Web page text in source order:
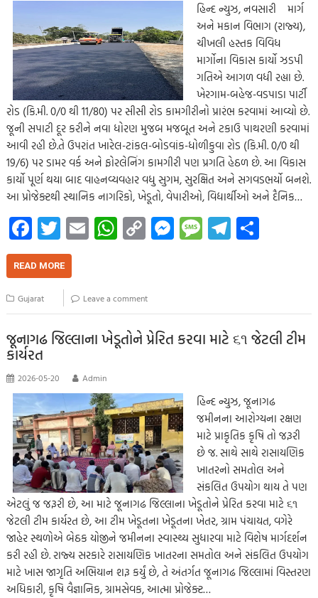
હિન્દ ન્યુઝ, નવસારી માર્ગ
અને મકાન વિભાગ (રાજ્ય),
ચીખલી હસ્તક વિવિધ
માર્ગોના વિકાસ કાર્યો ઝડપી
ગતિએ આગળ વધી રહ્યા છે.
ખેરગામ-બહેજ-વડપાડા પાર્ટી
રોડ (કિ.મી. 0/0 થી 11/80) પર સીસી રોડ કામગીરીનો પ્રારંભ કરવામાં આવ્યો છે.
જૂની સપાટી દૂર કરીને નવા ધોરણ મુજબ મજબૂત અને ટકાઉ પાથરણી કરવામાં
આવી રહી છે.તે ઉપરાંત ખારેલ-ટાંકલ-બોડવાંક-ધોળીકુવા રોડ (કિ.મી. 0/0 થી
19/6) પર ડામર વર્ક અને ફોરલેનિંગ કામગીરી પણ પ્રગતિ હેઠળ છે. આ વિકાસ
કાર્યો પૂર્ણ થયા બાદ વાહનવ્યવહાર વધુ સુગમ, સુરક્ષિત અને સગવડભર્યો બનશે.
આ પ્રોજેક્ટથી સ્થાનિક નાગરિકો, ખેડૂતો, વેપારીઓ, વિદ્યાર્થીઓ અને દૈનિક…
Fa
ce
b
o
o
k
T
wi
tt
er
E
m
W
h
s
A
p
C
o
y
Li
nk
M
es
g
er
M
es
e
Te
le
m
READ MORE
Gujarat Leave a comment
જૂનાગઢ જિલ્લાના ખેડૂતોને પ્રેરિત કરવા માટે ૬૧ જેટલી ટીમ
કાર્યરત
2026-05-20 Admin
હિન્દ ન્યુઝ, જૂનાગઢ
જમીનના આરોગ્યના રક્ષણ
માટે પ્રાકૃતિક કૃષિ તો જરૂરી
છે જ. સાથે સાથે રાસાયણિક
ખાતરનો સમતોલ અને
સંકલિત ઉપયોગ થાય તે પણ
એટલું જ જરૂરી છે, આ માટે જૂનાગઢ જિલ્લાના ખેડૂતોને પ્રેરિત કરવા માટે ૬૧
જેટલી ટીમ કાર્યરત છે, આ ટીમ ખેડૂતના ખેડૂતના ખેતર, ગ્રામ પંચાયત, વગેરે
જાહેર સ્થળોએ બેઠક યોજીને જમીનના સ્વાસ્થ્ય સુધારવા માટે વિશેષ માર્ગદર્શન
કરી રહી છે. રાજ્ય સરકારે રાસાયણિક ખાતરના સમતોલ અને સંકલિત ઉપયોગ
માટે ખાસ જાગૃતિ અભિયાન શરૂ કર્યું છે, તે અંતર્ગત જૂનાગઢ જિલ્લામાં વિસ્તરણ
અધિકારી, કૃષિ વૈજ્ઞાનિક, ગ્રામસેવક, આત્મા પ્રોજેક્ટ…